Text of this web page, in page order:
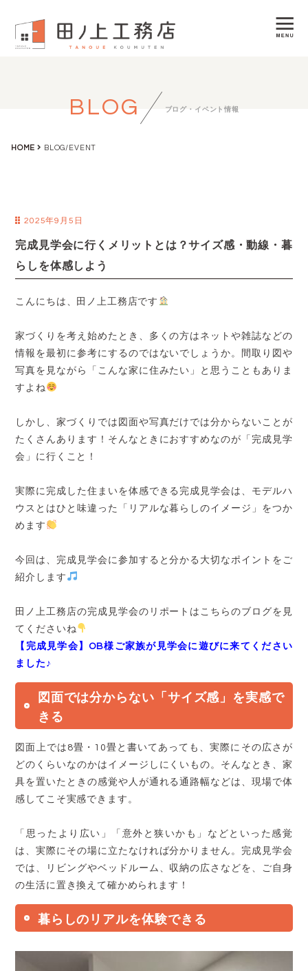
BLOG ブログ・イベント情報
HOME BLOG/EVENT
2025年9月5日
完成見学会に行くメリットとは？サイズ感・動線・暮
らしを体感しよう
こんにちは、田ノ上工務店です
家づくりを考え始めたとき、多くの方はネットや雑誌などの
情報を最初に参考にするのではないでしょうか。間取り図や
写真を見ながら「こんな家に住みたい」と思うこともありま
すよね
しかし、家づくりでは図面や写真だけでは分からないことが
たくさんあります！そんなときにおすすめなのが「完成見学
会」に行くこと！
実際に完成した住まいを体感できる完成見学会は、モデルハ
ウスとはひと味違った「リアルな暮らしのイメージ」をつか
めます
今回は、完成見学会に参加すると分かる大切なポイントをご
紹介します
田ノ上工務店の完成見学会のリポートはこちらのブログを見
てくださいね
【完成見学会】OB様ご家族が見学会に遊びに来てください
ました♪
図面では分からない「サイズ感」を実感で
きる
図面上では8畳・10畳と書いてあっても、実際にその広さが
どのくらいなのかはイメージしにくいもの。そんなとき、家
具を置いたときの感覚や人が通れる通路幅などは、現場で体
感してこそ実感できます。
「思ったより広い」「意外と狭いかも」などといった感覚
は、実際にその場に立たなければ分かりません。完成見学会
では、リビングやベッドルーム、収納の広さなどを、ご自身
の生活に置き換えて確かめられます！
暮らしのリアルを体験できる